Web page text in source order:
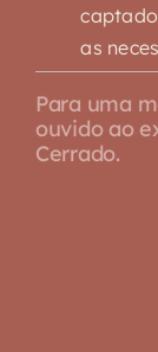
as
Para uma
ouvido ao
Cerrado.